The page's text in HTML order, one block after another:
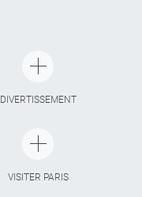
DIVERTISSEMENT
VISITER PARIS